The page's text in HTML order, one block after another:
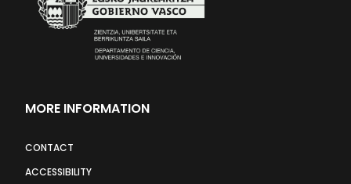
MORE INFORMATION
CONTACT
ACCESSIBILITY